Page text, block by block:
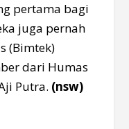
pertama bagi
juga pernah
(Bimtek)
dari Humas
Putra. (nsw)